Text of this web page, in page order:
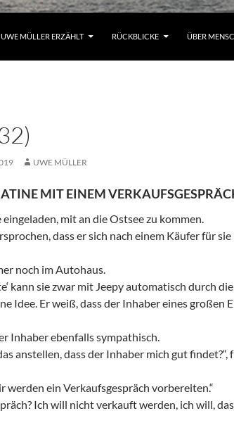
UWE MÜLLER ERZÄHLT RÜCKBLICKE ÜBER
UWE MÜLLER
MIT EINEM
mit an die Ostsee zu kommen.
dass er sich nach einem Käufer für
noch im Autohaus.
kann sie zwar mit Jeepy automatisch durch
Idee. Er weiß, dass der Inhaber eines
Inhaber ebenfalls sympathisch.
anstellen, dass der Inhaber mich gut findet?“,
werden ein Verkaufsgespräch vorbereiten.“
Ich will nicht verkauft werden, ich will,